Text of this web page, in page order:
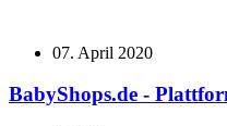
07. April 2020
BabyShops.de -